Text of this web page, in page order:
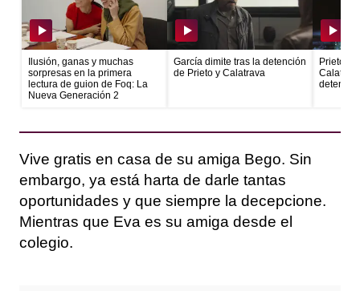
Ilusión, ganas y muchas
sorpresas en la primera
lectura de guion de Foq: La
Nueva Generación 2
García dimite tras la detención
de Prieto y Calatrava
Prieto
Vive gratis en casa de su amiga Bego. Sin
embargo, ya está harta de darle tantas
oportunidades y que siempre la decepcione.
Mientras que Eva es su amiga desde el
colegio.